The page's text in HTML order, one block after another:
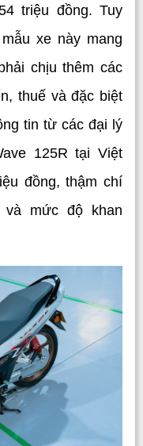
triệu đồng. Tuy
xe này mang
chịu thêm các
thuế và đặc biệt
tin từ các đại lý
125R tại Việt
đồng, thậm chí
mức độ khan